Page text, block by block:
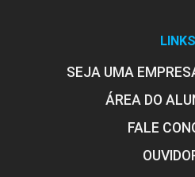
LINKS
SEJA UMA
ÁREA DO
FALE